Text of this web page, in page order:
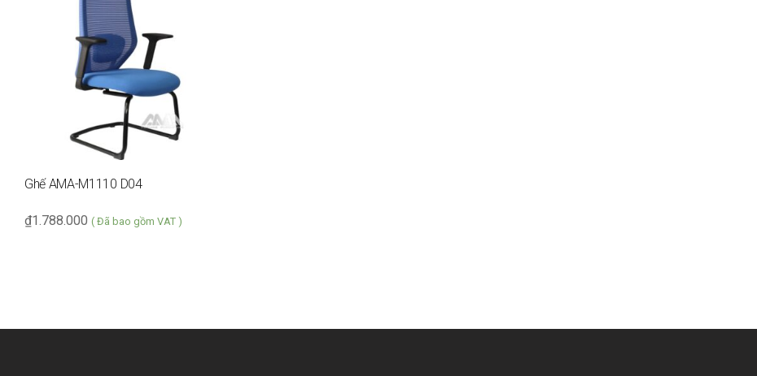
Ghế AMA-M1110 D04
1.788.000
₫ ( Đã bao gồm VAT )